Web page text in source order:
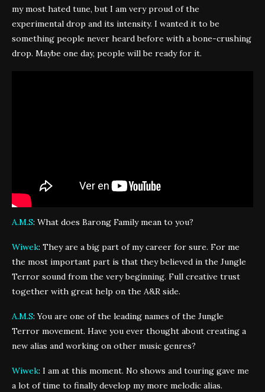
my most hated tune, but I am very proud of the
experimental drop and its intensity. I wanted it to be
something people never heard before with a bone-crushing
drop. Maybe one day, people will be ready for it.
A.M.S: What does Barong Family mean to you?
Wiwek: They are a big part of my career for sure. For me
the most important part is that they believed in the Jungle
Terror sound from the very beginning. Full creative trust
together with great help on the A&R side.
A.M.S: You are one of the leading names of the Jungle
Terror movement. Have you ever thought about creating a
new alias and working on other music genres?
Wiwek: I am at this moment. No shows and touring gave me
a lot of time to finally develop my more melodic alias.